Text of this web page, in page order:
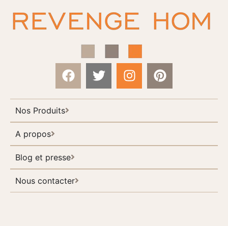
Nos Produits
A propos
Blog et presse
Nous contacter